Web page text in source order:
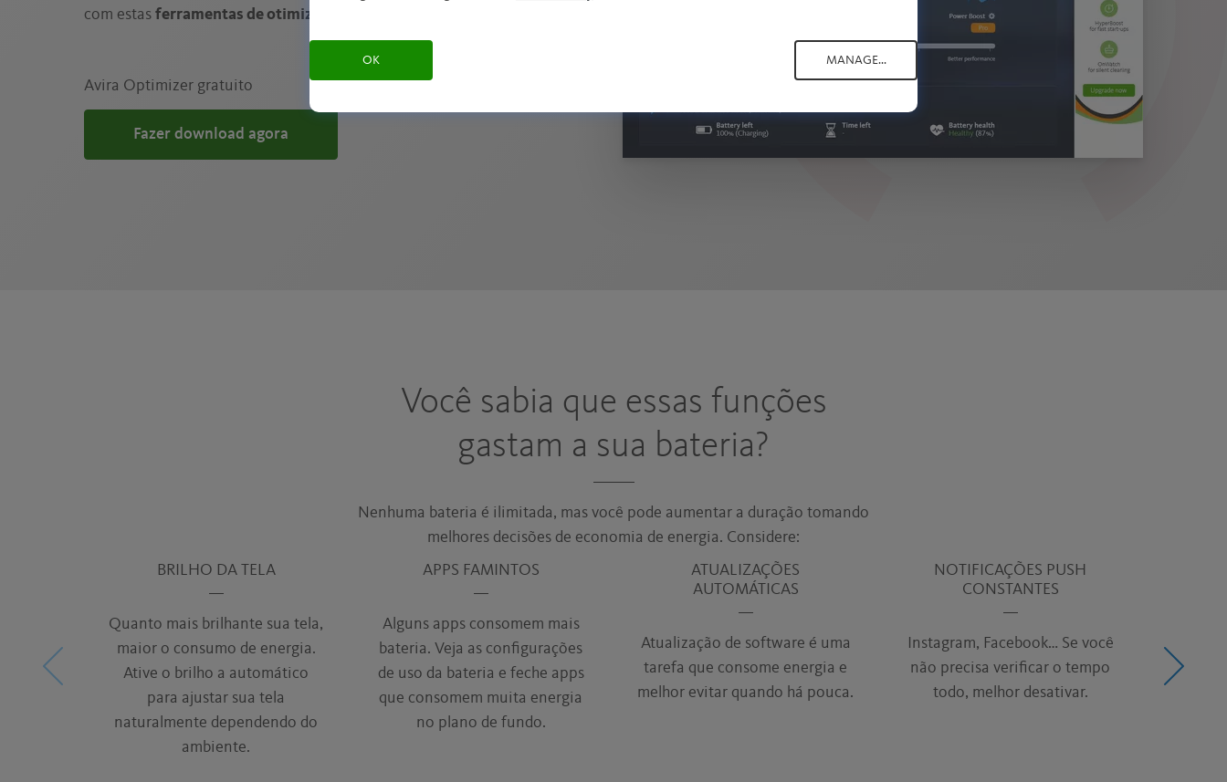
com estas ferramentas de otimização da Avira.
Avira Optimizer gratuito
Fazer download agora
Você sabia que essas funções
gastam a sua bateria?
Nenhuma bateria é ilimitada, mas você pode aumentar a duração tomando
melhores decisões de economia de energia. Considere:
BRILHO DA TELA
Quanto mais brilhante sua tela,
maior o consumo de energia.
Ative o brilho a automático
para ajustar sua tela
naturalmente dependendo do
ambiente.
APPS FAMINTOS
Alguns apps consomem mais
bateria. Veja as configurações
de uso da bateria e feche apps
que consomem muita energia
no plano de fundo.
ATUALIZAÇÕES
AUTOMÁTICAS
Atualização de software é uma
tarefa que consome energia e
melhor evitar quando há pouca.
NOTIFICAÇÕES PUSH
CONSTANTES
Instagram, Facebook… Se você
não precisa verificar o tempo
todo, melhor desativar.
OK MANAGE...